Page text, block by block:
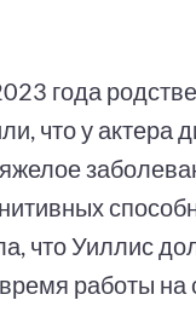
года
что у актера
что Уиллис
работы